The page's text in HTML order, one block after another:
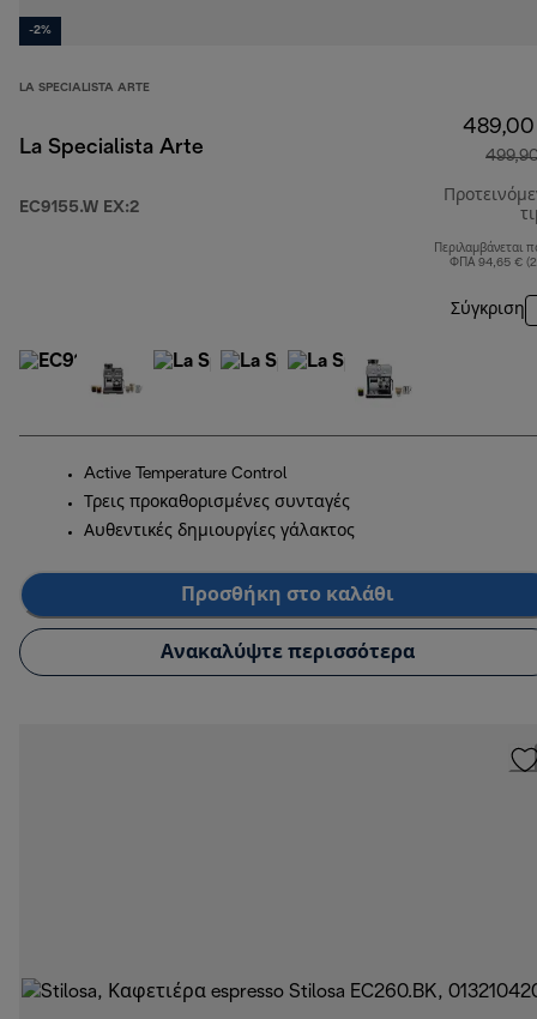
-2%
LA SPECIALISTA ARTE
La Specialista Arte
EC9155.W EX:2
Περιλαμβάνεται
ΦΠΑ 94,65 €
Σύγκριση
Active Temperature Control
Τρεις προκαθορισμένες συνταγές
Αυθεντικές δημιουργίες γάλακτος
Προσθήκη στο καλάθι
Ανακαλύψτε περισσότερα